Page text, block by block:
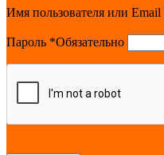
Имя пользователя или Email
Пароль *Обязательно